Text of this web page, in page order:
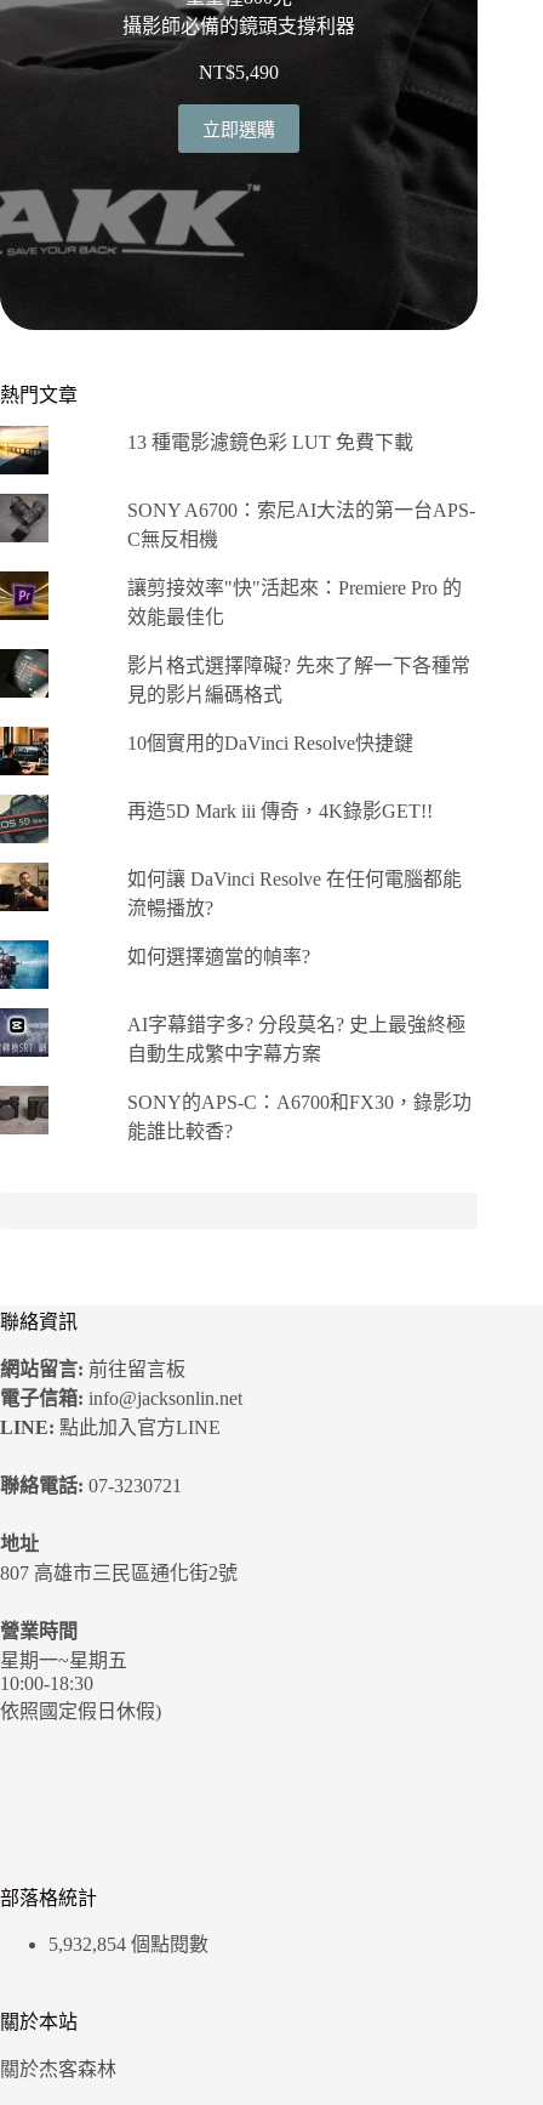
攝影師必備的鏡頭支撐利器
NT$5,490
立即選購
熱門文章
13 種電影濾鏡色彩 LUT 免費下載
SONY A6700：索尼AI大法的第一台APS-
C無反相機
讓剪接效率"快"活起來：Premiere Pro 的
效能最佳化
影片格式選擇障礙? 先來了解一下各種常
見的影片編碼格式
10個實用的DaVinci Resolve快捷鍵
再造5D Mark iii 傳奇，4K錄影GET!!
如何讓 DaVinci Resolve 在任何電腦都能
流暢播放?
如何選擇適當的幀率?
AI字幕錯字多? 分段莫名? 史上最強終極
自動生成繁中字幕方案
SONY的APS-C：A6700和FX30，錄影功
能誰比較香?
聯絡資訊
網站留言: 前往留言板
電子信箱: info@jacksonlin.net
LINE: 點此加入官方LINE
聯絡電話: 07-3230721
地址
807 高雄市三民區通化街2號
營業時間
星期一~星期五
10:00-18:30
依照國定假日休假)
部落格統計
5,932,854 個點閱數
關於本站
關於杰客森林